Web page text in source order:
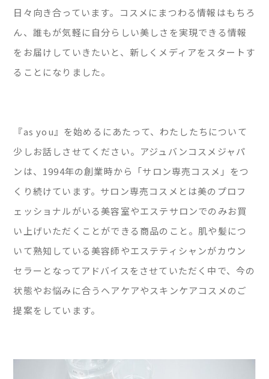
日々向き合っています。コスメにまつわる情報はもちろ
ん、誰もが気軽に自分らしい美しさを実現できる情報
をお届けしていきたいと、新しくメディアをスタートす
ることになりました。
『as you』を始めるにあたって、わたしたちについて
少しお話しさせてください。アジュバンコスメジャパ
ンは、1994年の創業時から「サロン専売コスメ」をつ
くり続けています。サロン専売コスメとは美のプロフ
ェッショナルがいる美容室やエステサロンでのみお買
い上げいただくことができる商品のこと。肌や髪につ
いて熟知している美容師やエステティシャンがカウン
セラーとなってアドバイスをさせていただく中で、今の
状態やお悩みに合うヘアケアやスキンケアコスメのご
提案をしています。